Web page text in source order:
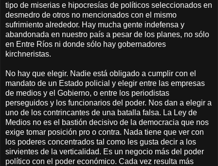
tipo de miserias e hipocresías de políticos seleccionados en
desmedro de otros no mencionados con el mismo
sufrimiento alrededor. Hay mucha gente indefensa y
abandonada en nuestro país a pesar de los planes, no sólo
en Entre Ríos ni donde sólo hay gobernadores
kirchneristas.
No hay que elegir. Nadie está obligado a cumplir con el
mandato de un Estado policial y elegir entre las empresas
de medios y el Gobierno, o entre los periodistas
perseguidos y los funcionarios del poder. Nos dan a elegir a
uno de los contrincantes de una batalla falsa. La Ley de
Medios no es el bastión decisivo de la democracia que nos
exige tomar posición pro o contra. Nada tiene que ver con
los poderes concentrados tal como les gusta decir a los
sirvientes de la verticalidad. Es un negocio más del poder
político con el poder económico. Cada vez resulta más